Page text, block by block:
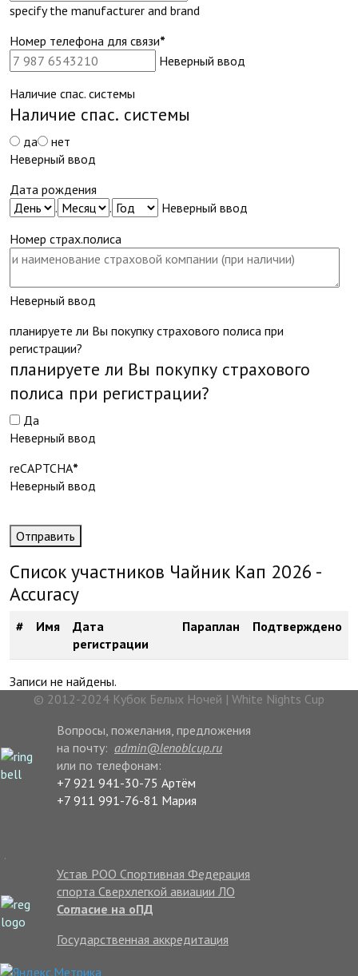
specify the manufacturer and brand
Номер телефона для связи*
Неверный ввод
Наличие спас. системы
Наличие спас. системы
да
нет
Неверный ввод
Дата рождения
.
.
Неверный ввод
Номер страх.полиса
Неверный ввод
планируете ли Вы покупку страхового полиса при
регистрации?
планируете ли Вы покупку страхового
полиса при регистрации?
Да
Неверный ввод
reCAPTCHA*
Неверный ввод
Отправить
Список участников Чайник Кап 2026 -
Accuracy
# Имя
Дата
регистрации
Параплан Подтверждено
Записи не найдены.
© 2012-2024 Кубок Белых Ночей | White Nights Cup
Вопросы, пожелания, предложения
на почту: admin@lenoblcup.ru
или по телефонам:
+7 921 941-30-75 Артём
+7 911 991-76-81 Мария
.
Устав РОО Спортивная Федерация
спорта Сверхлегкой авиации ЛО
Согласие на оПД
Государственная аккредитация